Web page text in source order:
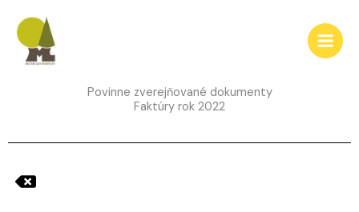
obsah
Povinne zverejňované dokumenty
Faktúry rok 2022